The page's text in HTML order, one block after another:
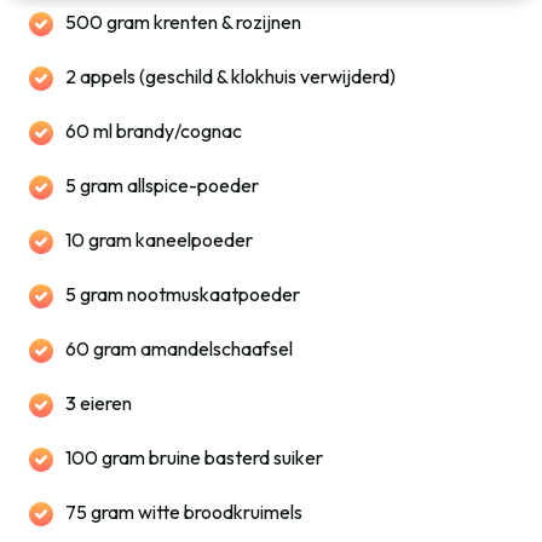
500 gram krenten & rozijnen
2 appels (geschild & klokhuis verwijderd)
60 ml brandy/cognac
5 gram allspice-poeder
10 gram kaneelpoeder
5 gram nootmuskaatpoeder
60 gram amandelschaafsel
3 eieren
100 gram bruine basterd suiker
75 gram witte broodkruimels